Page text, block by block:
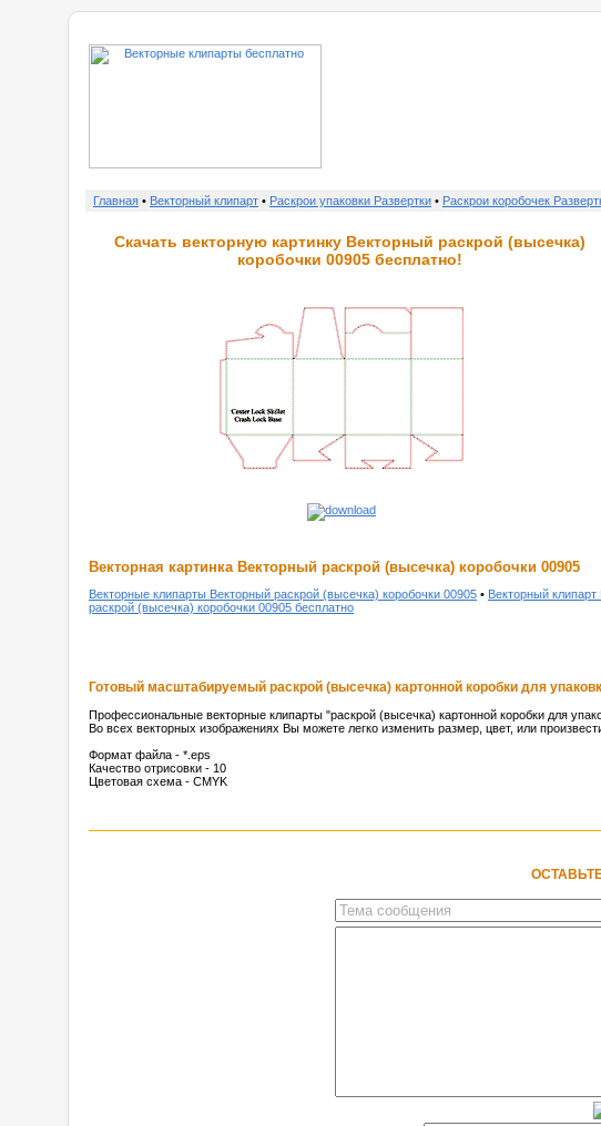
Главная • Векторный клипарт • Раскрои упаковки Развертки • Раскрои коробочек
Скачать векторную картинку Векторный раскрой (высечка)
коробочки 00905 бесплатно!
Векторная картинка Векторный раскрой (высечка) коробочки 00905
Векторные клипарты Векторный раскрой (высечка) коробочки 00905 • Векторный
раскрой (высечка) коробочки 00905 бесплатно
Готовый масштабируемый раскрой (высечка) картонной коробки для
Профессиональные векторные клипарты "раскрой (высечка) картонной коробки для
Во всех векторных изображениях Вы можете легко изменить размер, цвет, или
Формат файла - *.eps
Качество отрисовки - 10
Цветовая схема - CMYK